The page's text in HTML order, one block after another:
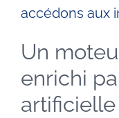
accédons aux
Un
enrichi
artificielle